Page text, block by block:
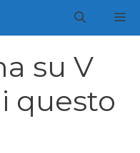
su V
questo